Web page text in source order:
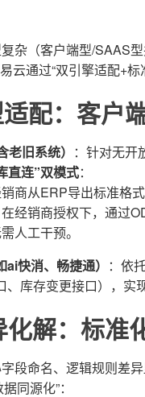
杂（客户端型/SAAS
云通过“双引擎适配+标
配：客户
旧系统） ：针对无开
直连”双模式：
商从ERP导出标准格
经销商授权下，通过
人工干预。
快消、畅捷通） ：依
、库存变更接口），
化解：标准
段命名、逻辑规则差
同源化”：